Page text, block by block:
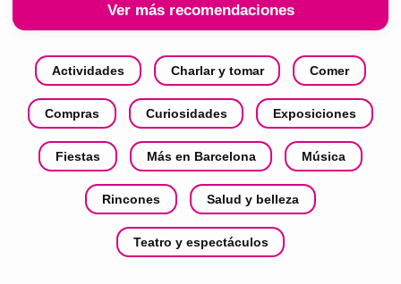
Ver más recomendaciones
Actividades Charlar y tomar Comer
Compras Curiosidades Exposiciones
Fiestas Más en Barcelona Música
Rincones Salud y belleza
Teatro y espectáculos